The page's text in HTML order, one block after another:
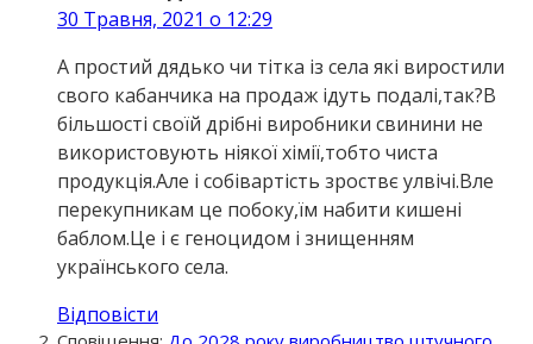
30 Травня, 2021 о 12:29
А простий дядько чи тітка із села які виростили
свого кабанчика на продаж ідуть подалі,так?В
більшості своїй дрібні виробники свинини не
використовують ніякої хімії,тобто чиста
продукція.Але і собівартість зроствє улвічі.Вле
перекупникам це побоку,їм набити кишені
баблом.Це і є геноцидом і знищенням
українського села.
Відповісти